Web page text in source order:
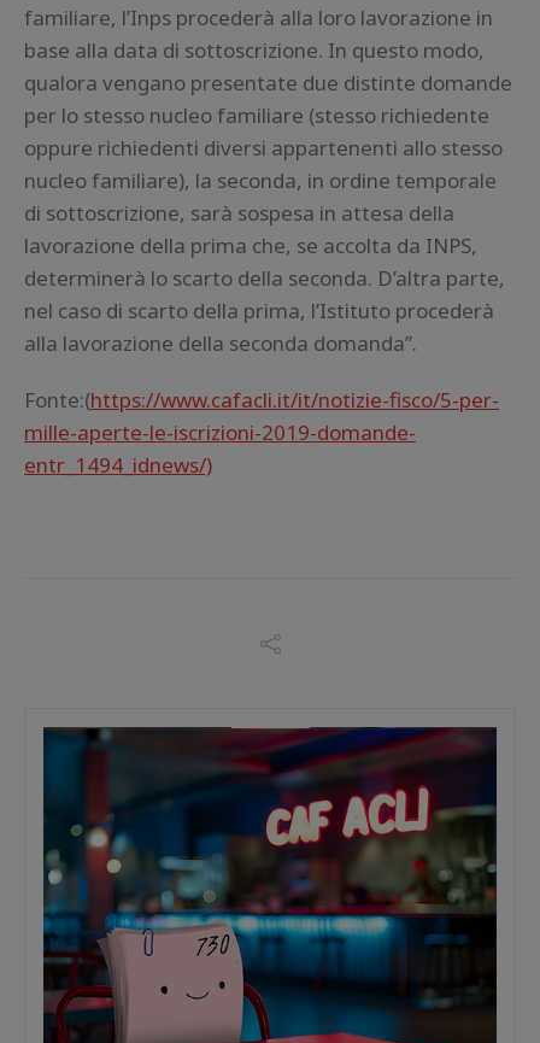
familiare, l’Inps procederà alla loro lavorazione in
base alla data di sottoscrizione. In questo modo,
qualora vengano presentate due distinte domande
per lo stesso nucleo familiare (stesso richiedente
oppure richiedenti diversi appartenenti allo stesso
nucleo familiare), la seconda, in ordine temporale
di sottoscrizione, sarà sospesa in attesa della
lavorazione della prima che, se accolta da INPS,
determinerà lo scarto della seconda. D’altra parte,
nel caso di scarto della prima, l’Istituto procederà
alla lavorazione della seconda domanda”.
Fonte:(https://www.cafacli.it/it/notizie-fisco/5-per-
mille-aperte-le-iscrizioni-2019-domande-
entr_1494_idnews/)